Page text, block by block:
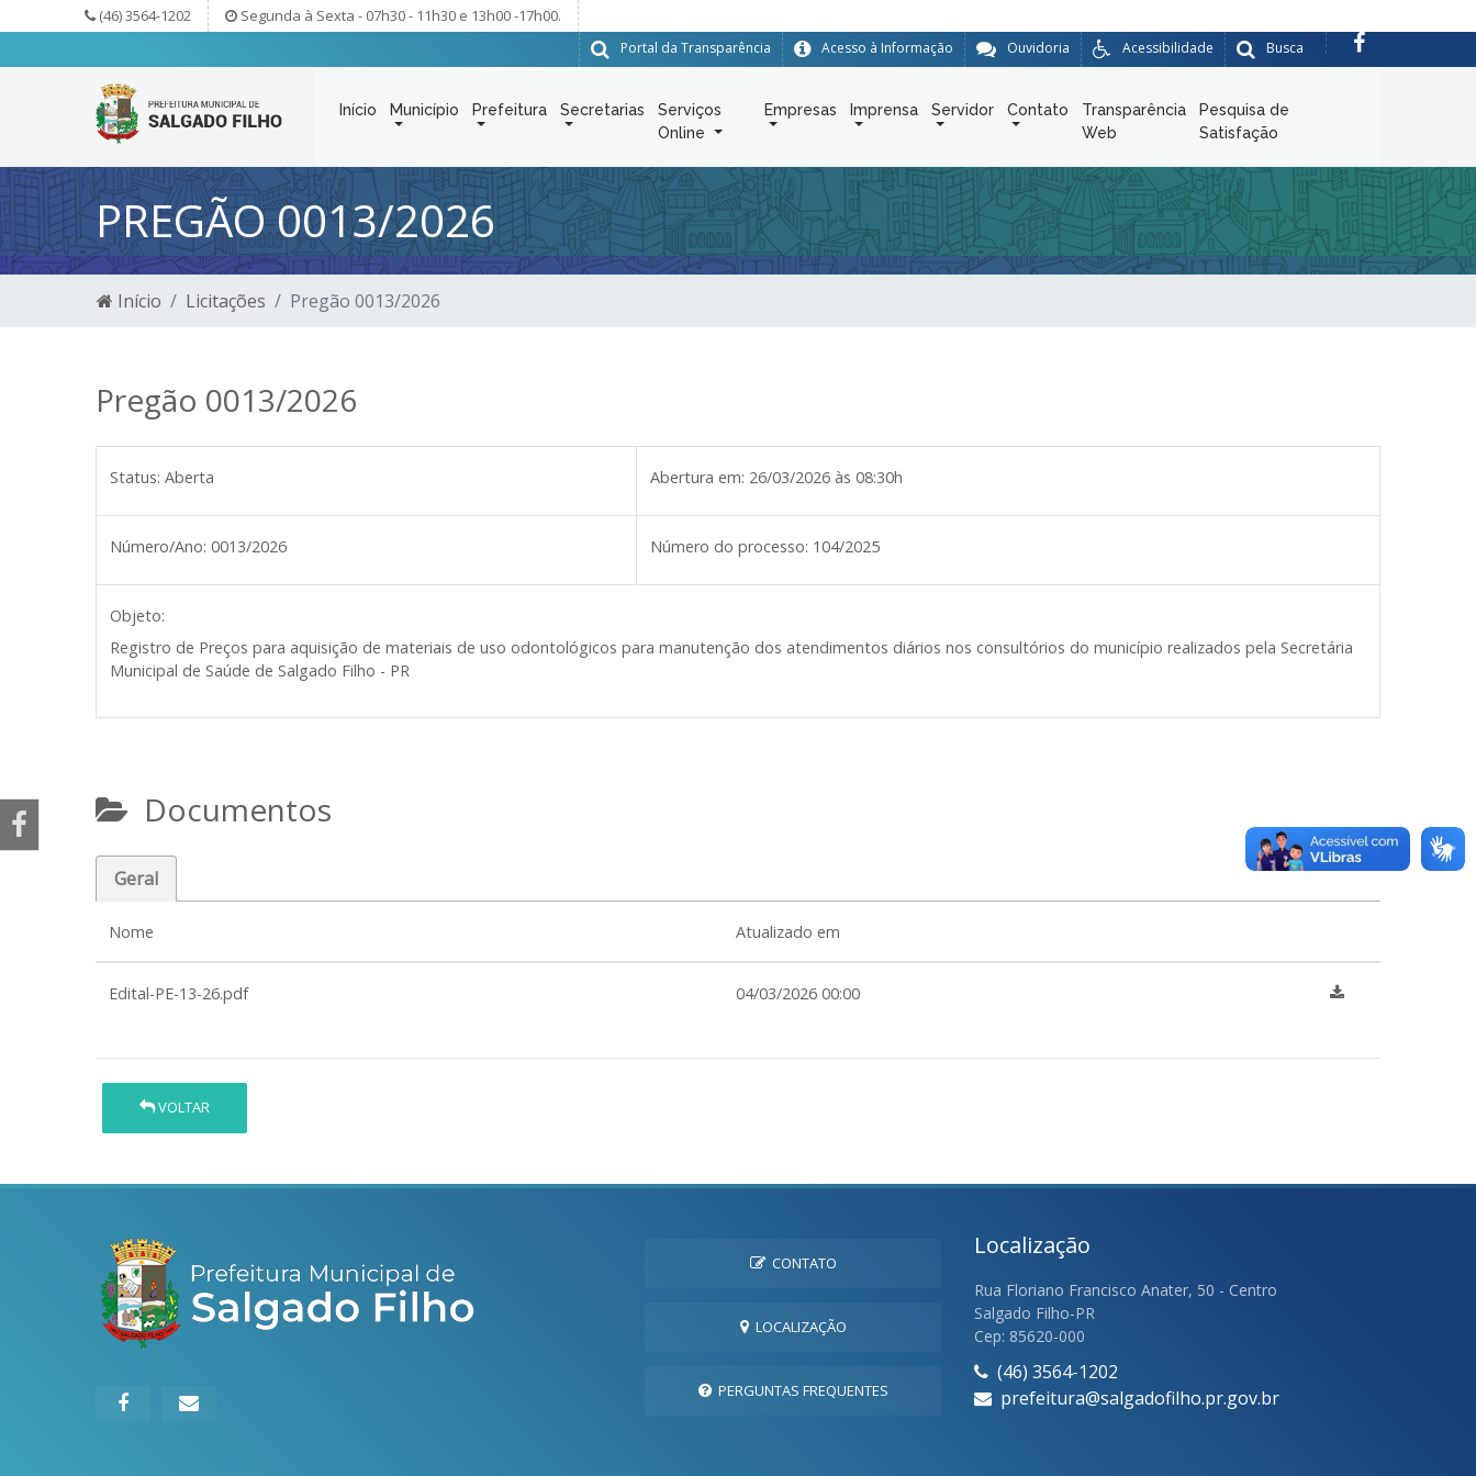
(46) 3564-1202 Segunda à Sexta - 07h30 - 11h30 e 13h00 -17h00.
Busca
Acessibilidade
Ouvidoria
Acesso à Informação
Portal da Transparência
Início Município Prefeitura Secretarias
Serviços
Online
Empresas Imprensa Servidor Contato
Transparência
Web
Pesquisa de
Satisfação
PREGÃO 0013/2026
Início Licitações Pregão 0013/2026
Pregão 0013/2026
Status: Aberta Abertura em: 26/03/2026 às 08:30h
Número/Ano: 0013/2026 Número do processo: 104/2025
Objeto:
Registro de Preços para aquisição de materiais de uso odontológicos para manutenção dos atendimentos diários nos consultórios do município realizados pela Secretária
Municipal de Saúde de Salgado Filho - PR
Documentos
Geral
Nome Atualizado em
Edital-PE-13-26.pdf 04/03/2026 00:00
VOLTAR
CONTATO
LOCALIZAÇÃO
PERGUNTAS FREQUENTES
Localização
Rua Floriano Francisco Anater, 50 - Centro
Salgado Filho-PR
Cep: 85620-000
(46) 3564-1202
prefeitura@salgadofilho.pr.gov.br